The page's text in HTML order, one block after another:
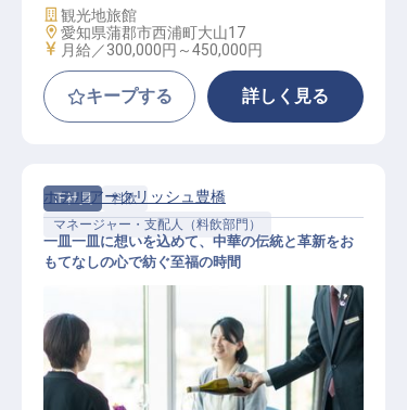
施設業態
観光地旅館
勤務地
愛知県蒲郡市西浦町大山17
給与
月給／300,000円～450,000円
キープする 詳しく見る
正社員
料飲
マネージャー・支配人（料飲部門）
ホテルアークリッシュ豊橋
一皿一皿に想いを込めて、中華の伝統と革新をお
もてなしの心で紡ぐ至福の時間